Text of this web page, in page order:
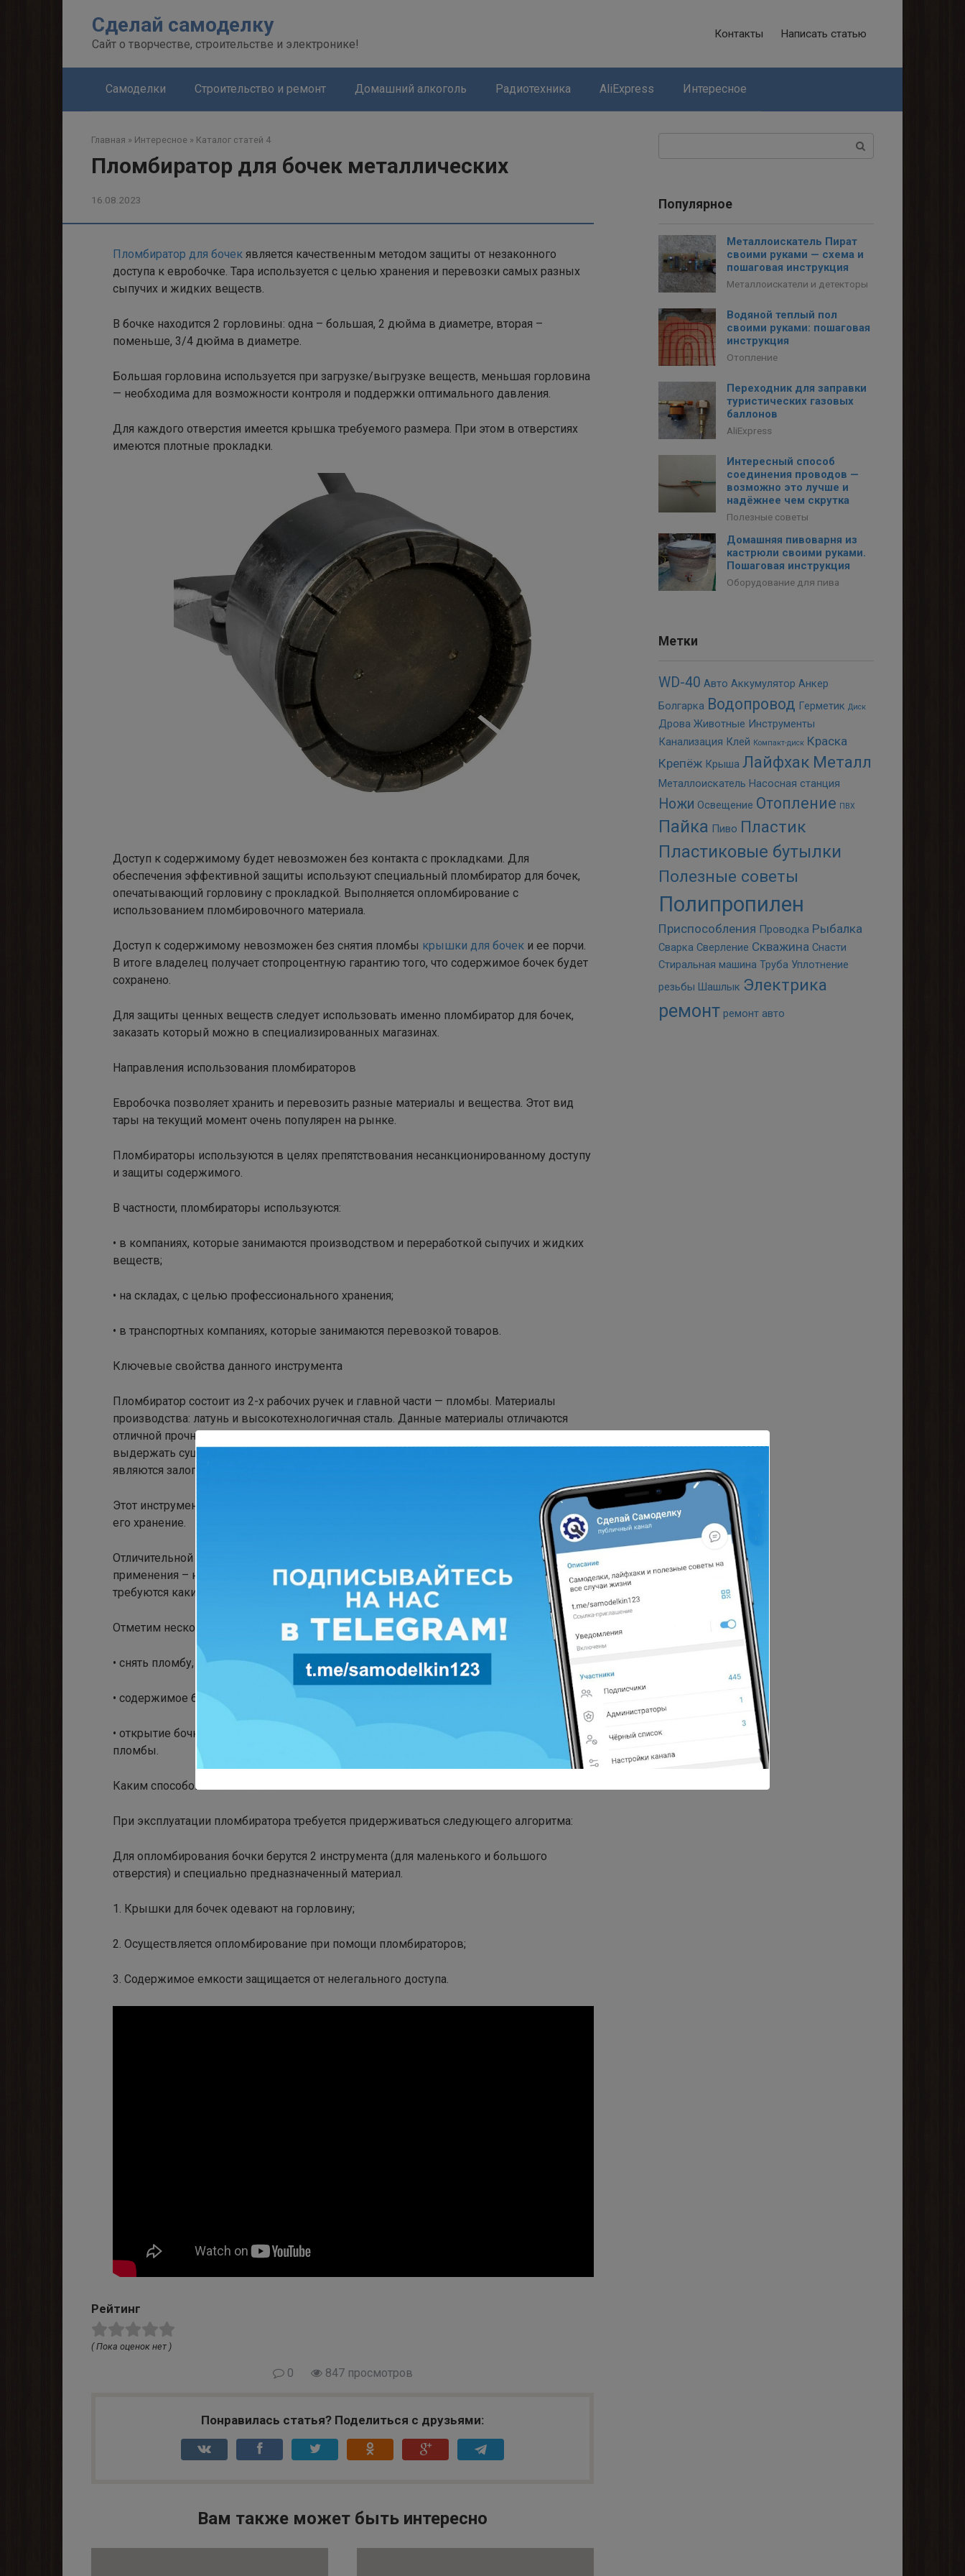
Сделай самоделку
Сайт о творчестве, строительстве и электронике!
Контакты Написать статью
Самоделки Строительство и ремонт Домашний алкоголь Радиотехника AliExpress Интересное
Главная » Интересное » Каталог статей 4
Пломбиратор для бочек металлических
16.08.2023
Пломбиратор для бочек является качественным методом защиты от незаконного
доступа к евробочке. Тара используется с целью хранения и перевозки самых разных
сыпучих и жидких веществ.
В бочке находится 2 горловины: одна – большая, 2 дюйма в диаметре, вторая –
поменьше, 3/4 дюйма в диаметре.
Большая горловина используется при загрузке/выгрузке веществ, меньшая горловина
— необходима для возможности контроля и поддержки оптимального давления.
Для каждого отверстия имеется крышка требуемого размера. При этом в отверстиях
имеются плотные прокладки.
Доступ к содержимому будет невозможен без контакта с прокладками. Для
обеспечения эффективной защиты используют специальный пломбиратор для бочек,
опечатывающий горловину с прокладкой. Выполняется опломбирование с
использованием пломбировочного материала.
Доступ к содержимому невозможен без снятия пломбы крышки для бочек и ее порчи.
В итоге владелец получает стопроцентную гарантию того, что содержимое бочек будет
сохранено.
Для защиты ценных веществ следует использовать именно пломбиратор для бочек,
заказать который можно в специализированных магазинах.
Направления использования пломбираторов
Евробочка позволяет хранить и перевозить разные материалы и вещества. Этот вид
тары на текущий момент очень популярен на рынке.
Пломбираторы используются в целях препятствования несанкционированному доступу
и защиты содержимого.
В частности, пломбираторы используются:
• в компаниях, которые занимаются производством и переработкой сыпучих и жидких
веществ;
• на складах, с целью профессионального хранения;
• в транспортных компаниях, которые занимаются перевозкой товаров.
Ключевые свойства данного инструмента
Пломбиратор состоит из 2-х рабочих ручек и главной части — пломбы. Материалы
производства: латунь и высокотехнологичная сталь. Данные материалы отличаются
отличной прочностью, долговечностью и износоустойчивостью, при этом они способны
выдержать существенное механическое и абразивное воздействие. Эти факторы
являются залогом долгого времени активной эксплуатации.
Этот инструмент комфортен в работе, характеризуется маленьким весом, что облегчает
его хранение.
Отличительной особенностью данного устройства является простота и удобство его
применения – на весь процесс уйдет не более пары секунд. Для работы с ним не
требуются какие-либо знания и навыки.
Отметим несколько преимуществ, которые предлагает пломбиратор для бочек:
• снять пломбу, не повредив ее, попросту невозможно;
• содержимое бочек сохраняет первоначальный объем;
• открытие бочки производится только после подтверждения целостности крышки-
пломбы.
Каким способом пользоваться?
При эксплуатации пломбиратора требуется придерживаться следующего алгоритма:
Для опломбирования бочки берутся 2 инструмента (для маленького и большого
отверстия) и специально предназначенный материал.
1. Крышки для бочек одевают на горловину;
2. Осуществляется опломбирование при помощи пломбираторов;
3. Содержимое емкости защищается от нелегального доступа.
Рейтинг
( Пока оценок нет )
0 847 просмотров
Понравилась статья? Поделиться с друзьями:
Вам также может быть интересно
Популярное
Металлоискатель Пират
своими руками — схема и
пошаговая инструкция
Металлоискатели и детекторы
Водяной теплый пол
своими руками: пошаговая
инструкция
Отопление
Переходник для заправки
туристических газовых
баллонов
AliExpress
Интересный способ
соединения проводов —
возможно это лучше и
надёжнее чем скрутка
Полезные советы
Домашняя пивоварня из
кастрюли своими руками.
Пошаговая инструкция
Оборудование для пива
Метки
WD-40 Авто Аккумулятор Анкер
Болгарка Водопровод Герметик Диск
Дрова Животные Инструменты
Канализация Клей Компакт-диск Краска
Крепёж Крыша Лайфхак Металл
Металлоискатель Насосная станция
Ножи Освещение Отопление ПВХ
Пайка Пиво Пластик
Пластиковые бутылки
Полезные советы
Полипропилен
Приспособления Проводка Рыбалка
Сварка Сверление Скважина Снасти
Стиральная машина Труба Уплотнение
резьбы Шашлык Электрика
ремонт ремонт авто